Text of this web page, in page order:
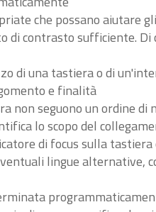
che possano aiutare
contrasto sufficiente.
di una tastiera o di
e finalità
seguono un ordine di
lo scopo del
di focus sulla
lingue alternative,